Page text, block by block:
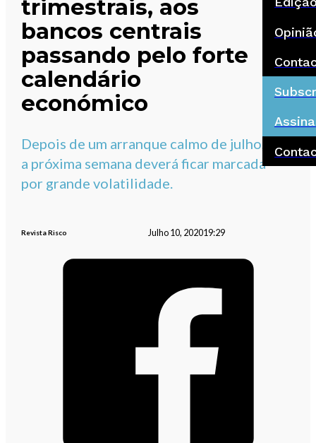
trimestrais, aos
bancos centrais
passando pelo forte
calendário
económico
Depois de um arranque calmo de julho,
a próxima semana deverá ficar marcada
por grande volatilidade.
Revista Risco Julho 10, 202019:29